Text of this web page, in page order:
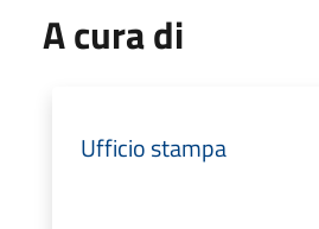
A cura di
Ufficio stampa